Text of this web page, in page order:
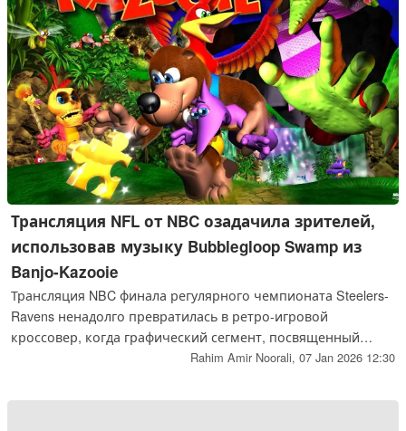
Трансляция NFL от NBC озадачила зрителей,
использовав музыку Bubblegloop Swamp из
Banjo-Kazooie
Трансляция NBC финала регулярного чемпионата Steelers-
Ravens ненадолго превратилась в ретро-игровой
кроссовер, когда графический сегмент, посвященный
"лягушачьей стойке" Кэма Хейворда, был необъяснимым
1998 года Banjo-Kazooie. Неожиданная реплика вызвала
Rahim Amir Noorali, 07 Jan 2026 12:30